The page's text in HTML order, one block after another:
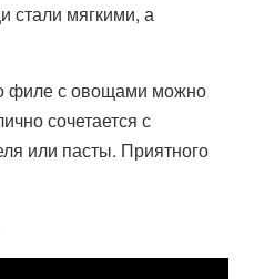
стали мягкими, а
филе с овощами можно
сочетается с
или пасты. Приятного